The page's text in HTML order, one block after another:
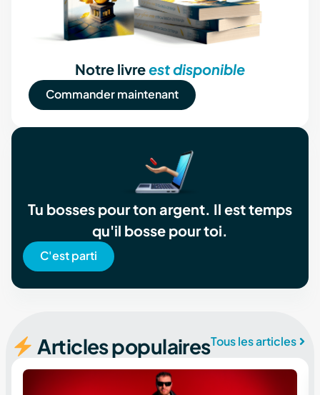
Notre livreest disponible
Commander maintenant
Tu bosses pour ton argent. Il est temps
qu'il bosse pour toi.
C'est parti
Articles populairesTous les articles